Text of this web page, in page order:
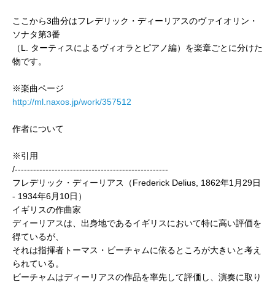
ここから3曲分はフレデリック・ディーリアスのヴァイオリン・
ソナタ第3番
（L. ターティスによるヴィオラとピアノ編）を楽章ごとに分けた
物です。
※楽曲ページ
http://ml.naxos.jp/work/357512
作者について
※引用
/--------------------------------------------------
フレデリック・ディーリアス（Frederick Delius, 1862年1月29日
- 1934年6月10日）
イギリスの作曲家
ディーリアスは、出身地であるイギリスにおいて特に高い評価を
得ているが、
それは指揮者トーマス・ビーチャムに依るところが大きいと考え
られている。
ビーチャムはディーリアスの作品を率先して評価し、演奏に取り